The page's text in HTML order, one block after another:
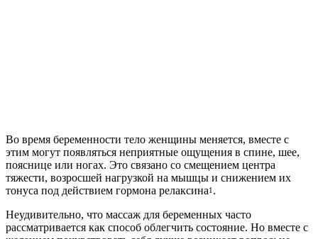
Во время беременности тело женщины меняется, вместе с
этим могут появляться неприятные ощущения в спине, шее,
пояснице или ногах. Это связано со смещением центра
тяжести, возросшей нагрузкой на мышцы и снижением их
тонуса под действием гормона релаксина1 .
Неудивительно, что массаж для беременных часто
рассматривается как способ облегчить состояние. Но вместе с